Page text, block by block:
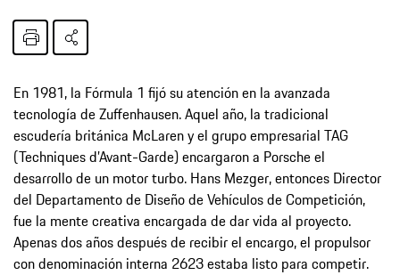
En 1981, la Fórmula 1 fijó su atención en la avanzada
tecnología de Zuffenhausen. Aquel año, la tradicional
escudería británica McLaren y el grupo empresarial TAG
(Techniques d’Avant-Garde) encargaron a Porsche el
desarrollo de un motor turbo. Hans Mezger, entonces Director
del Departamento de Diseño de Vehículos de Competición,
fue la mente creativa encargada de dar vida al proyecto.
Apenas dos años después de recibir el encargo, el propulsor
con denominación interna 2623 estaba listo para competir.